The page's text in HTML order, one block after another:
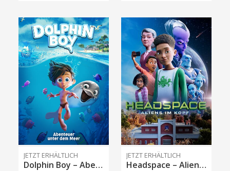
JETZT ERHÄLTLICH
Dolphin Boy – Abenteuer unter dem Meer
JETZT ERHÄLTLICH
Headspace – Aliens im Kopf